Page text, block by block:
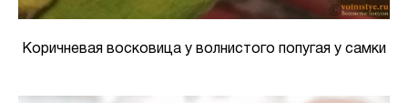
Коричневая восковица у волнистого попугая у самки